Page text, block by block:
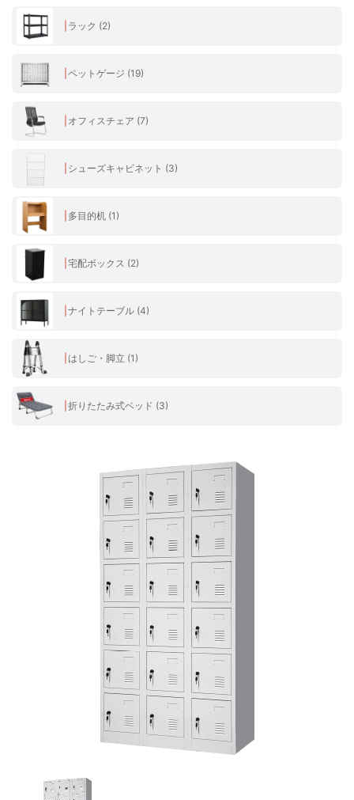
ラック (2)
ペットゲージ (19)
オフィスチェア (7)
シューズキャビネット (3)
多目的机 (1)
宅配ボックス (2)
ナイトテーブル (4)
はしご・脚立 (1)
折りたたみ式ベッド (3)